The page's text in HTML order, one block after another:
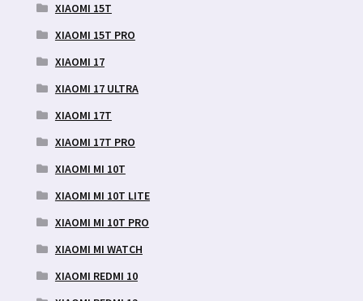
XIAOMI 15T
XIAOMI 15T PRO
XIAOMI 17
XIAOMI 17 ULTRA
XIAOMI 17T
XIAOMI 17T PRO
XIAOMI MI 10T
XIAOMI MI 10T LITE
XIAOMI MI 10T PRO
XIAOMI MI WATCH
XIAOMI REDMI 10